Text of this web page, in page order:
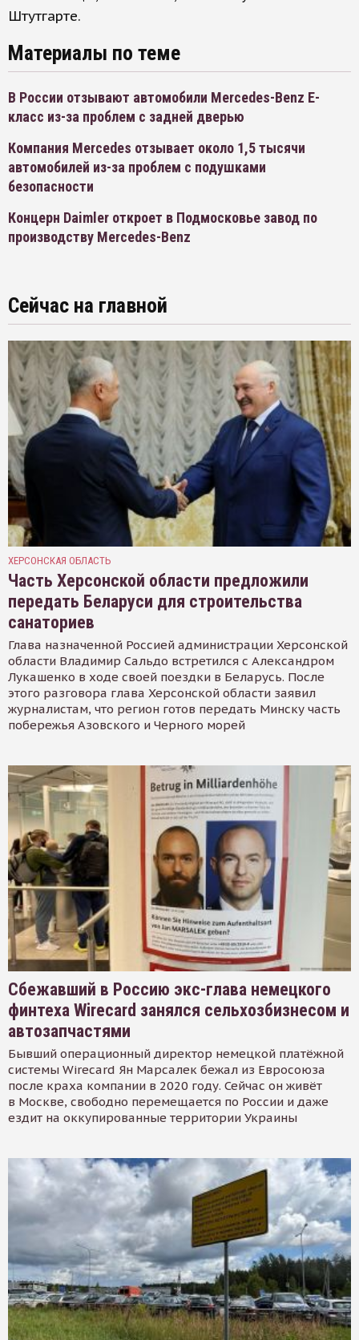
Штутгарте.
Материалы по теме
В России отзывают автомобили Mercedes-Benz Е-
класс из-за проблем с задней дверью
Компания Mercedes отзывает около 1,5 тысячи
автомобилей из-за проблем с подушками
безопасности
Концерн Daimler откроет в Подмосковье завод по
производству Mercedes-Benz
Сейчас на главной
ХЕРСОНСКАЯ ОБЛАСТЬ
Часть Херсонской области предложили
передать Беларуси для строительства
санаториев
Глава назначенной Россией администрации Херсонской
области Владимир Сальдо встретился с Александром
Лукашенко в ходе своей поездки в Беларусь. После
этого разговора глава Херсонской области заявил
журналистам, что регион готов передать Минску часть
побережья Азовского и Черного морей
Сбежавший в Россию экс-глава немецкого
финтеха Wirecard занялся сельхозбизнесом и
автозапчастями
Бывший операционный директор немецкой платёжной
системы Wirecard Ян Марсалек бежал из Евросоюза
после краха компании в 2020 году. Сейчас он живёт
в Москве, свободно перемещается по России и даже
ездит на оккупированные территории Украины